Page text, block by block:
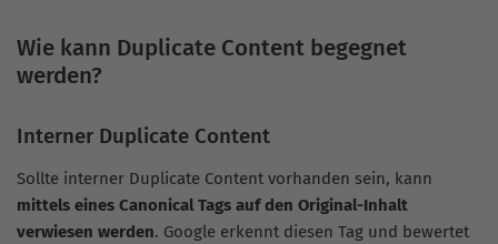
Wie kann Duplicate Content begegnet
werden?
Interner Duplicate Content
Sollte interner Duplicate Content vorhanden sein, kann
mittels eines Canonical Tags auf den Original-Inhalt
verwiesen werden. Google erkennt diesen Tag und bewertet